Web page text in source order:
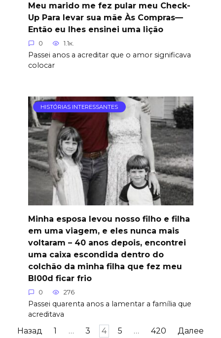
Meu marido me fez pular meu Check-
Up Para levar sua mãe Às Compras—
Então eu lhes ensinei uma lição
0 1.1к.
Passei anos a acreditar que o amor significava
colocar
HISTÓRIAS INTERESSANTES
Minha esposa levou nosso filho e filha
em uma viagem, e eles nunca mais
voltaram – 40 anos depois, encontrei
uma caixa escondida dentro do
colchão da minha filha que fez meu
Bl00d ficar frio
0 276
Passei quarenta anos a lamentar a família que
acreditava
Пагинация
Назад 1 … 3 4 5 … 420 Далее